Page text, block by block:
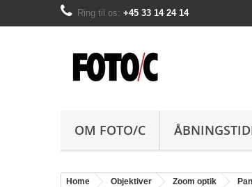
Ring til os: +45 33 14 24 14
OM FOTO/C
Home Objektiver Zoom optik